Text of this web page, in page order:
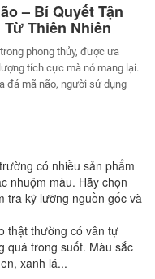
– Bí Quyết Tận
Thiên Nhiên
phong thủy, được ưa
tích cực mà nó mang lại.
đá mã não, người sử dụng
có nhiều sản phẩm
nhuộm màu. Hãy chọn
tra kỹ lưỡng nguồn gốc và
thật thường có vân tự
quá trong suốt. Màu sắc
xanh lá...